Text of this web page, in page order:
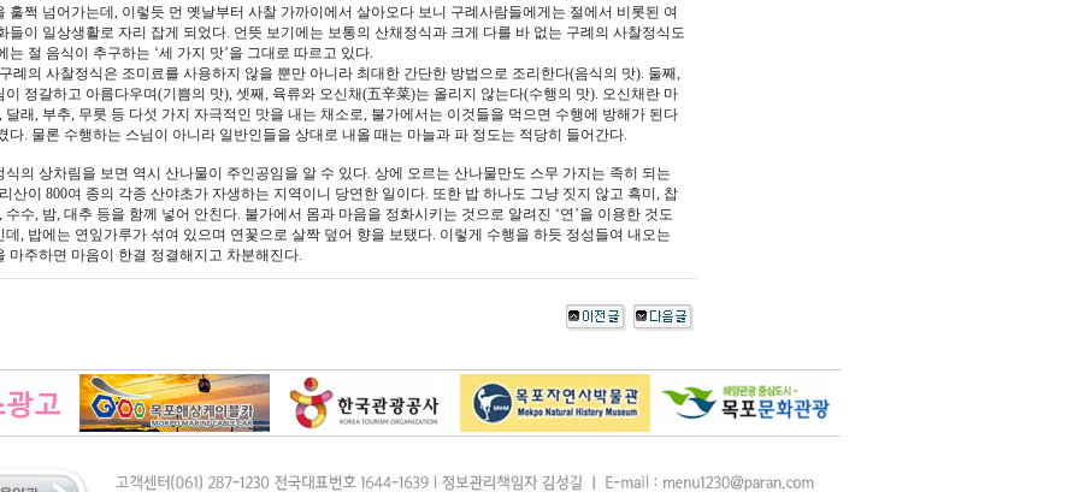
훌쩍 넘어가는데, 이렇듯 먼 옛날부터 사찰 가까이에서 살아오다 보니 구례사람들에게는 절에서 비롯된 여
들이 일상생활로 자리 잡게 되었다. 언뜻 보기에는 보통의 산채정식과 크게 다를 바 없는 구례의 사찰정식도
는 절 음식이 추구하는 ‘세 가지 맛’을 그대로 따르고 있다.
례의 사찰정식은 조미료를 사용하지 않을 뿐만 아니라 최대한 간단한 방법으로 조리한다(음식의 맛). 둘째,
이 정갈하고 아름다우며(기쁨의 맛), 셋째, 육류와 오신채(五辛菜)는 올리지 않는다(수행의 맛). 오신채란 마
달래, 부추, 무릇 등 다섯 가지 자극적인 맛을 내는 채소로, 불가에서는 이것들을 먹으면 수행에 방해가 된다
다. 물론 수행하는 스님이 아니라 일반인들을 상대로 내올 때는 마늘과 파 정도는 적당히 들어간다.
식의 상차림을 보면 역시 산나물이 주인공임을 알 수 있다. 상에 오르는 산나물만도 스무 가지는 족히 되는
산이 800여 종의 각종 산야초가 자생하는 지역이니 당연한 일이다. 또한 밥 하나도 그냥 짓지 않고 흑미, 찹
수수, 밤, 대추 등을 함께 넣어 안친다. 불가에서 몸과 마음을 정화시키는 것으로 알려진 ‘연’을 이용한 것도
데, 밥에는 연잎가루가 섞여 있으며 연꽃으로 살짝 덮어 향을 보탰다. 이렇게 수행을 하듯 정성들여 내오는
마주하면 마음이 한결 정결해지고 차분해진다.